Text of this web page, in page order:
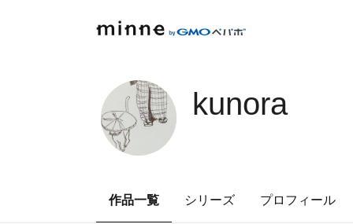
kunora
作品一覧 シリーズ プロフィール